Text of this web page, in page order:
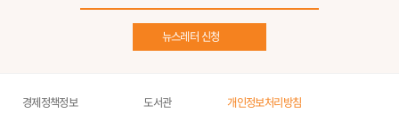
뉴스레터 신청
경제정책정보
도서관
개인정보처리방침